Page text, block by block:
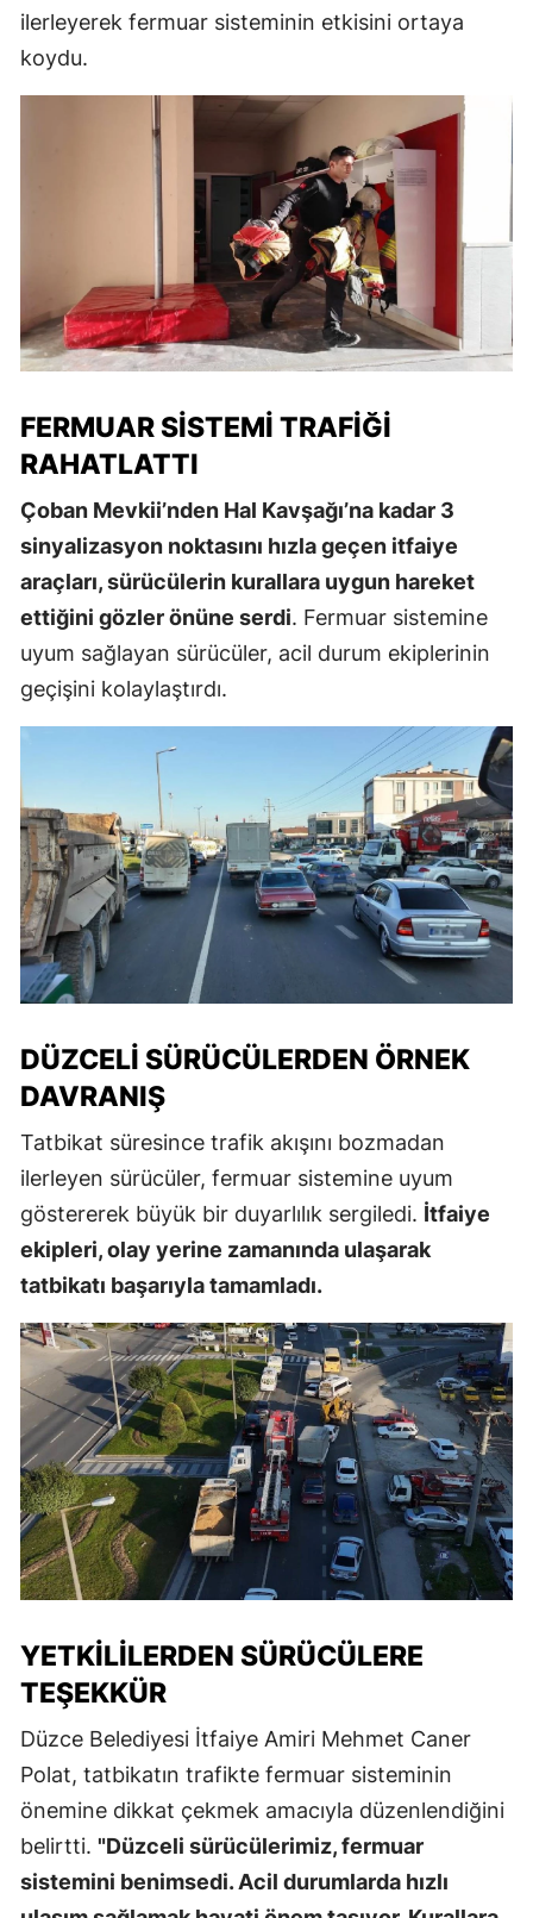
ilerleyerek fermuar sisteminin etkisini ortaya
koydu.
FERMUAR SISTEMI TRAFIĞI
RAHATLATTI
Çoban Mevkii’nden Hal Kavşağı’na kadar 3
sinyalizasyon noktasını hızla geçen itfaiye
araçları, sürücülerin kurallara uygun hareket
ettiğini gözler önüne serdi. Fermuar sistemine
uyum sağlayan sürücüler, acil durum ekiplerinin
geçişini kolaylaştırdı.
DÜZCELI SÜRÜCÜLERDEN ÖRNEK
DAVRANIŞ
Tatbikat süresince trafik akışını bozmadan
ilerleyen sürücüler, fermuar sistemine uyum
göstererek büyük bir duyarlılık sergiledi. İtfaiye
ekipleri, olay yerine zamanında ulaşarak
tatbikatı başarıyla tamamladı.
YETKILILERDEN SÜRÜCÜLERE
TEŞEKKÜR
Düzce Belediyesi İtfaiye Amiri Mehmet Caner
Polat, tatbikatın trafikte fermuar sisteminin
önemine dikkat çekmek amacıyla düzenlendiğini
belirtti. "Düzceli sürücülerimiz, fermuar
sistemini benimsedi. Acil durumlarda hızlı